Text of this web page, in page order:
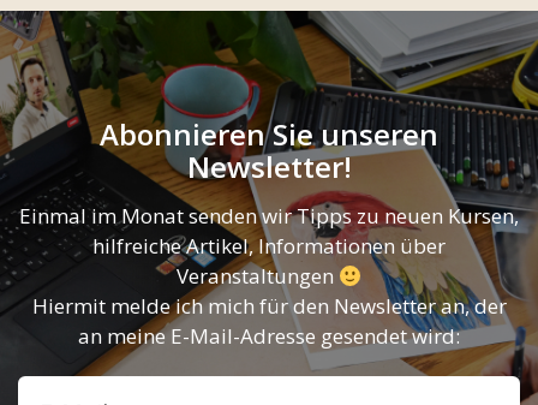
Abonnieren Sie unseren
Newsletter!
Einmal im Monat senden wir Tipps zu neuen Kursen,
hilfreiche Artikel, Informationen über
Veranstaltungen
Hiermit melde ich mich für den Newsletter an, der
an meine E-Mail-Adresse gesendet wird: